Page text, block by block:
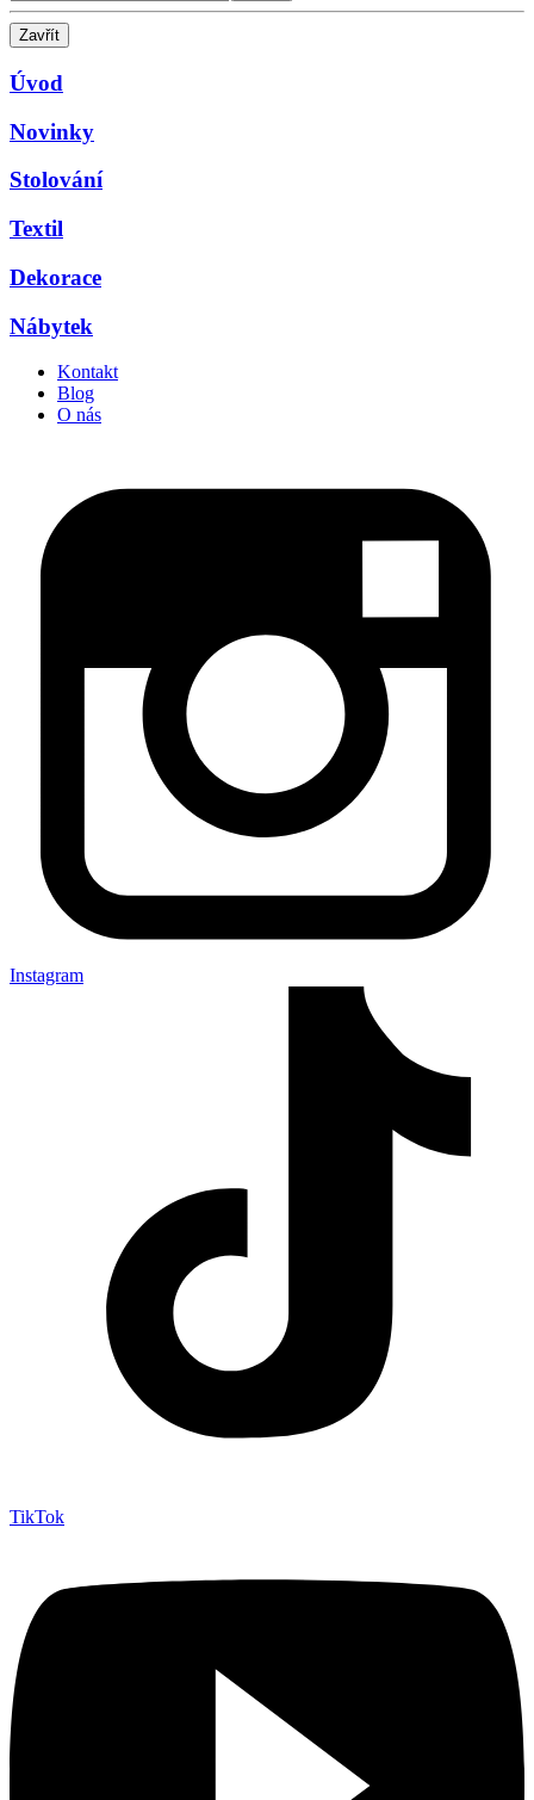
Zavřít
Úvod
Novinky
Stolování
Textil
Dekorace
Nábytek
Kontakt
Blog
O nás
Instagram
TikTok